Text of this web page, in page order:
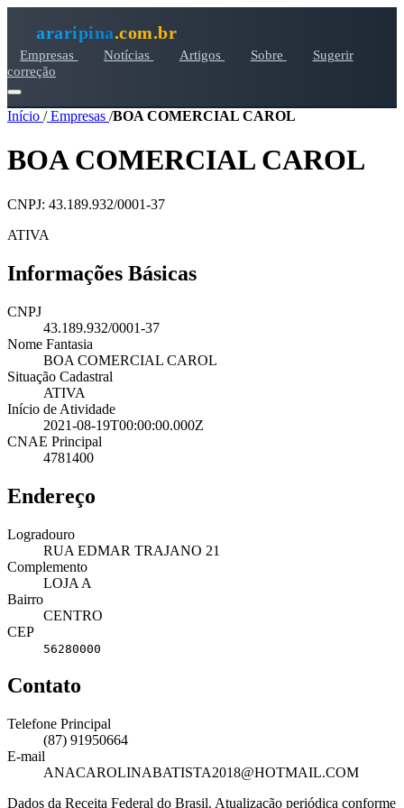
araripina.com.br
Empresas Notícias Artigos Sobre
Sugerir
correção
Início /Empresas /BOA COMERCIAL CAROL
BOA COMERCIAL CAROL
CNPJ: 43.189.932/0001-37
ATIVA
Informações Básicas
CNPJ
43.189.932/0001-37
Nome Fantasia
BOA COMERCIAL CAROL
Situação Cadastral
ATIVA
Início de Atividade
2021-08-19T00:00:00.000Z
CNAE Principal
4781400
Endereço
Logradouro
RUA EDMAR TRAJANO 21
Complemento
LOJA A
Bairro
CENTRO
CEP
56280000
Contato
Telefone Principal
(87) 91950664
E-mail
ANACAROLINABATISTA2018@HOTMAIL.COM
Dados da Receita Federal do Brasil. Atualização periódica conforme